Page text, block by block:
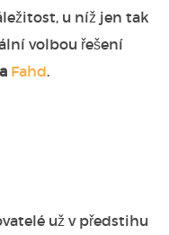
u níž jen tak
volbou řešení
Fahd.
už v předstihu